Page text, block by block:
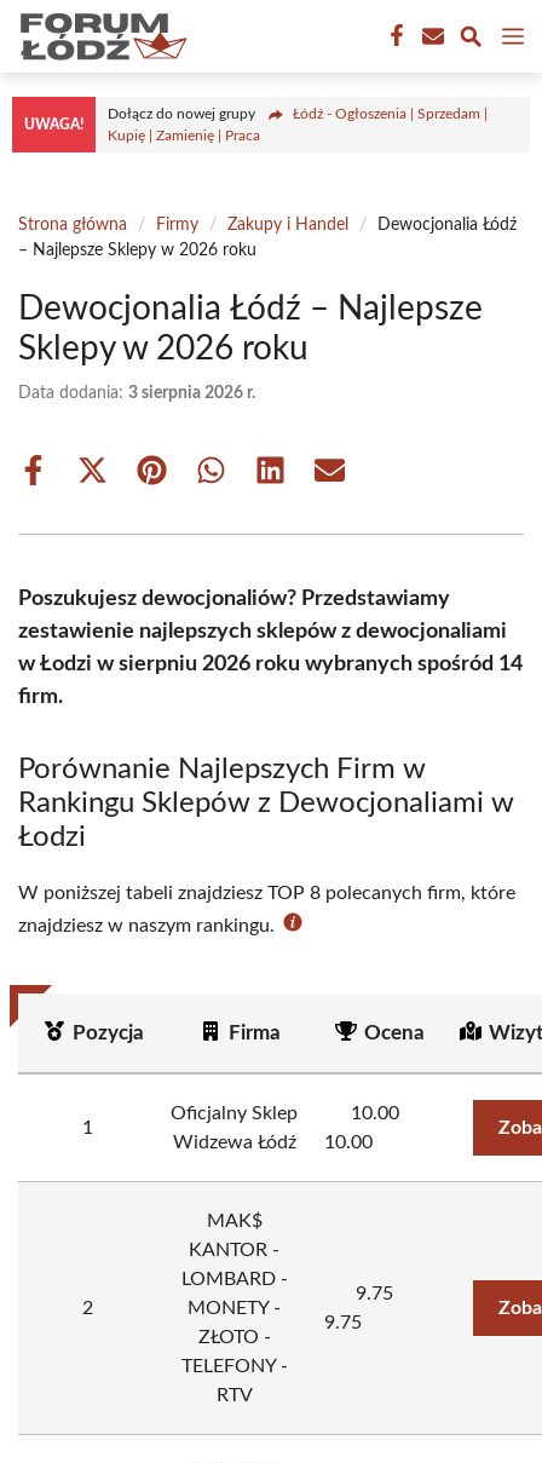
Przejdź
treści
UWAGA!
Dołącz do nowej grupy
Łódź - Ogłoszenia | Sprzedam |
Kupię | Zamienię | Praca
Strona główna / Firmy / Zakupy i Handel /
Dewocjonalia Łódź
– Najlepsze Sklepy w 2026 roku
Dewocjonalia Łódź – Najlepsze
Sklepy w 2026 roku
Data dodania: 3 sierpnia 2026 r.
Share
Share
(Twitter)
Share Share Share Share
Poszukujesz dewocjonaliów? Przedstawiamy
zestawienie najlepszych sklepów z dewocjonaliami
w Łodzi w sierpniu 2026 roku wybranych spośród 14
firm.
Porównanie Najlepszych Firm w
Rankingu Sklepów z Dewocjonaliami w
Łodzi
W poniższej tabeli znajdziesz TOP 8 polecanych firm, które
znajdziesz w naszym rankingu.
Pozycja Firma Ocena
1
Oficjalny Sklep
Widzewa Łódź
10.00
10.00
2
MAK$
KANTOR -
LOMBARD -
MONETY -
ZŁOTO -
TELEFONY -
RTV
9.75
9.75